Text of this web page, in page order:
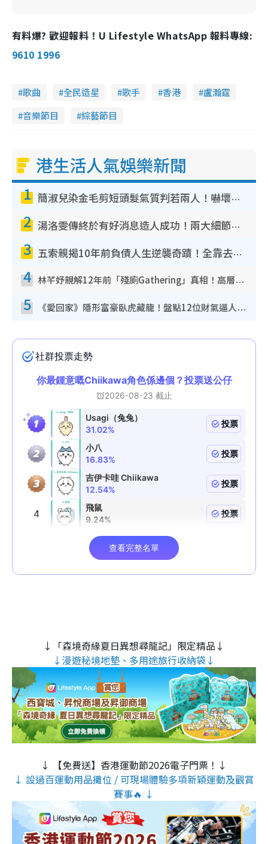
有料爆? 歡迎報料！U Lifestyle WhatsApp 報料專線:
9610 1996
歌曲 全民造星 歌手 香港
盧瀚霆
音樂節目
綜藝節目
港生活人氣娛樂新聞
1 簡淑兒染金毛剪短頭髮氣質判若兩人！嚇壞老公麥大力都認唔出：「你做咩事？」
2 湯洛雯傳終於有好消息造人成功！兩大細節曝孕味極濃惹猜測：大肚婆先會咁！
3 五索親揭10年前負債人生逆襲奇蹟！全靠去一地方轉運後即遇上馬先生
4 林芊妤親解12年前「殘廁Gathering」真相！高層解約一句話重創尊嚴至今拒返TVB
5 《愛回家》隱形富豪臥虎藏龍！盤點12位財氣逼人的有錢藝人：呢位靚女3億身家唔憂做
↓「森境奇緣夏日異想尋龍記」限定精品↓
↓漫遊秘境地墊、多用途旅行收納袋↓
↓ 【免費送】香港運動節2026電子門票！↓
↓ 設過百運動用品攤位 / 可現場體驗多項新穎運動及觀賞
賽事🔥 ↓